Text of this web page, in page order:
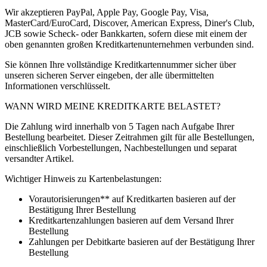
Wir akzeptieren PayPal, Apple Pay, Google Pay, Visa,
MasterCard/EuroCard, Discover, American Express, Diner's Club,
JCB sowie Scheck- oder Bankkarten, sofern diese mit einem der
oben genannten großen Kreditkartenunternehmen verbunden sind.
Sie können Ihre vollständige Kreditkartennummer sicher über
unseren sicheren Server eingeben, der alle übermittelten
Informationen verschlüsselt.
WANN WIRD MEINE KREDITKARTE BELASTET?
Die Zahlung wird innerhalb von 5 Tagen nach Aufgabe Ihrer
Bestellung bearbeitet. Dieser Zeitrahmen gilt für alle Bestellungen,
einschließlich Vorbestellungen, Nachbestellungen und separat
versandter Artikel.
Wichtiger Hinweis zu Kartenbelastungen:
Vorautorisierungen** auf Kreditkarten basieren auf der
Bestätigung Ihrer Bestellung
Kreditkartenzahlungen basieren auf dem Versand Ihrer
Bestellung
Zahlungen per Debitkarte basieren auf der Bestätigung Ihrer
Bestellung